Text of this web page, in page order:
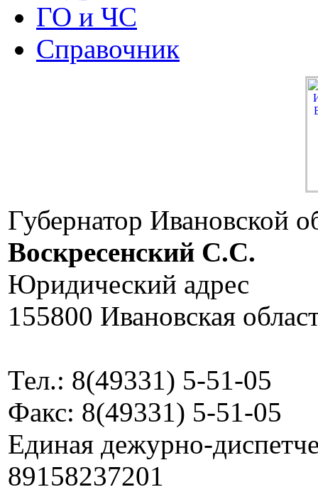
ГО и ЧС
Справочник
Губернатор Ивановской
Воскресенский C.C.
Юридический адрес
155800 Ивановская
Тел.: 8(49331) 5-51-05
Факс: 8(49331) 5-51-05
Единая дежурно-
89158237201